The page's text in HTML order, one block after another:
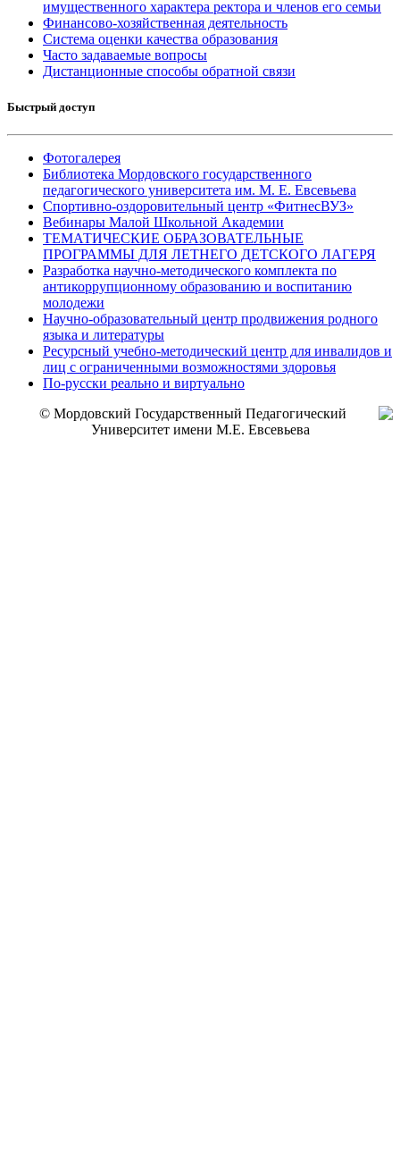
имущественного характера ректора и членов его семьи
Финансово-хозяйственная деятельность
Система оценки качества образования
Часто задаваемые вопросы
Дистанционные способы обратной связи
Быстрый доступ
Фотогалерея
Библиотека Мордовского государственного
педагогического университета им. М. Е. Евсевьева
Спортивно-оздоровительный центр «ФитнесВУЗ»
Вебинары Малой Школьной Академии
ТЕМАТИЧЕСКИЕ ОБРАЗОВАТЕЛЬНЫЕ
ПРОГРАММЫ ДЛЯ ЛЕТНЕГО ДЕТСКОГО ЛАГЕРЯ
Разработка научно-методического комплекта по
антикоррупционному образованию и воспитанию
молодежи
Научно-образовательный центр продвижения родного
языка и литературы
Ресурсный учебно-методический центр для инвалидов и
лиц с ограниченными возможностями здоровья
По-русски реально и виртуально
© Мордовский Государственный Педагогический
Университет имени М.Е. Евсевьева